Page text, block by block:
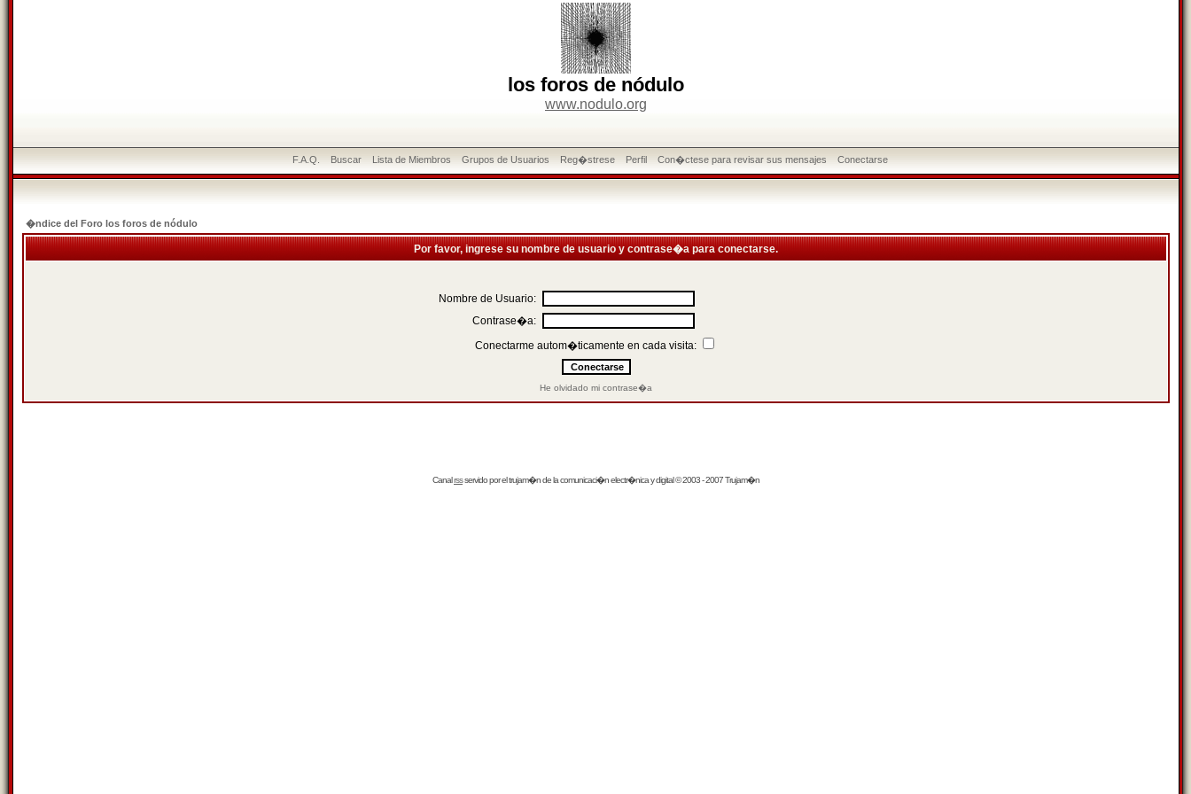
los foros de nódulo
www.nodulo.org
F.A.Q. Buscar Lista de Miembros Grupos de Usuarios Reg�strese Perfil Con�ctese para revisar sus mensajes Conectarse
�ndice del Foro los foros de nódulo
Por favor, ingrese su nombre de usuario y contrase�a para conectarse.
Nombre de Usuario:
Contrase�a:
Conectarme autom�ticamente en cada visita:
He olvidado mi contrase�a
Canalrssservido por eltrujam�nde la comunicaci�n electr�nica y digital © 2003 - 2007 Trujam�n